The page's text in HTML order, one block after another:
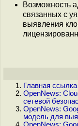
Возможность
связанных с
выявления
Главная
OpenNews:
сетевой
OpenNews:
модель для